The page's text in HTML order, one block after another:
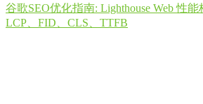
谷歌SEO优化指南: Lighthouse Web 性能
LCP、FID、CLS、TTFB